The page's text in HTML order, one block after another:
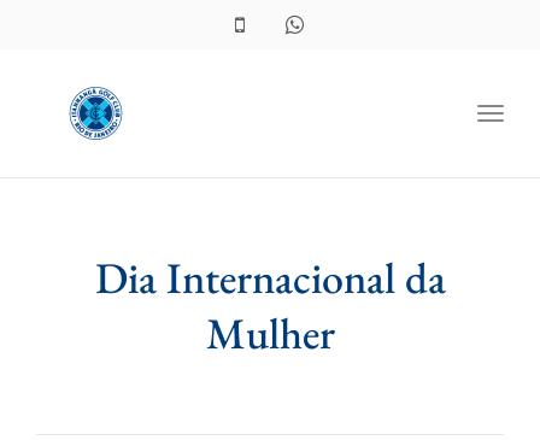
Dia Internacional da
Mulher